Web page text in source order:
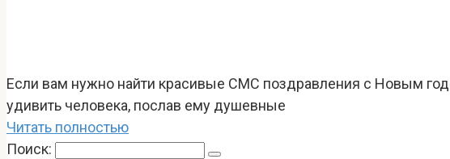
Если вам нужно найти красивые СМС поздравления с Новым
удивить человека, послав ему душевные
Читать полностью
Поиск: